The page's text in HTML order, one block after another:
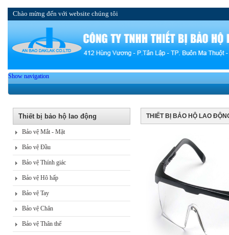
Chào mừng đến với website chúng tôi
Show navigation
Thiết bị bảo hộ lao động
Bảo vệ Mắt - Mặt
Bảo vệ Đầu
Bảo vệ Thính giác
Bảo vệ Hô hấp
Bảo vệ Tay
Bảo vệ Chân
Bảo vệ Thân thể
THIẾT BỊ BẢO HỘ LAO